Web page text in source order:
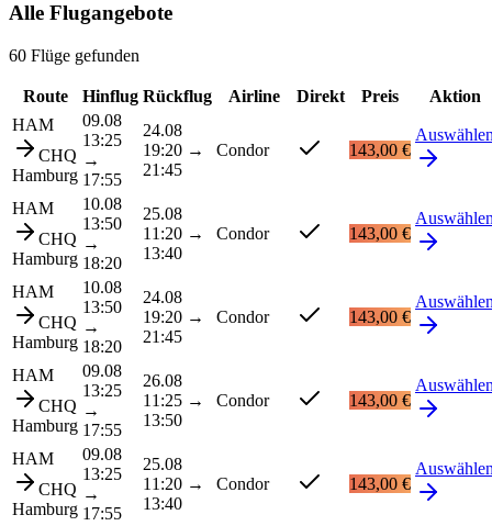
Alle Flugangebote
60 Flüge gefunden
Route Hinflug Rückflug Airline Direkt Preis
Aktion
HAM
CHQ
Hamburg
09.08
13:25
→
17:55
24.08
19:20 →
21:45
Condor 143,00 €
HAM
CHQ
Hamburg
10.08
13:50
→
18:20
25.08
11:20 →
13:40
Condor 143,00 €
HAM
CHQ
Hamburg
10.08
13:50
→
18:20
24.08
19:20 →
21:45
Condor 143,00 €
HAM
CHQ
Hamburg
09.08
13:25
→
17:55
26.08
11:25 →
13:50
Condor 143,00 €
HAM
CHQ
Hamburg
09.08
13:25
→
17:55
25.08
11:20 →
13:40
Condor 143,00 €